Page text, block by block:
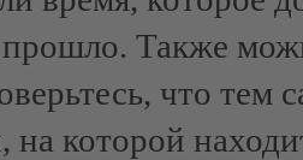
Также
что
которой